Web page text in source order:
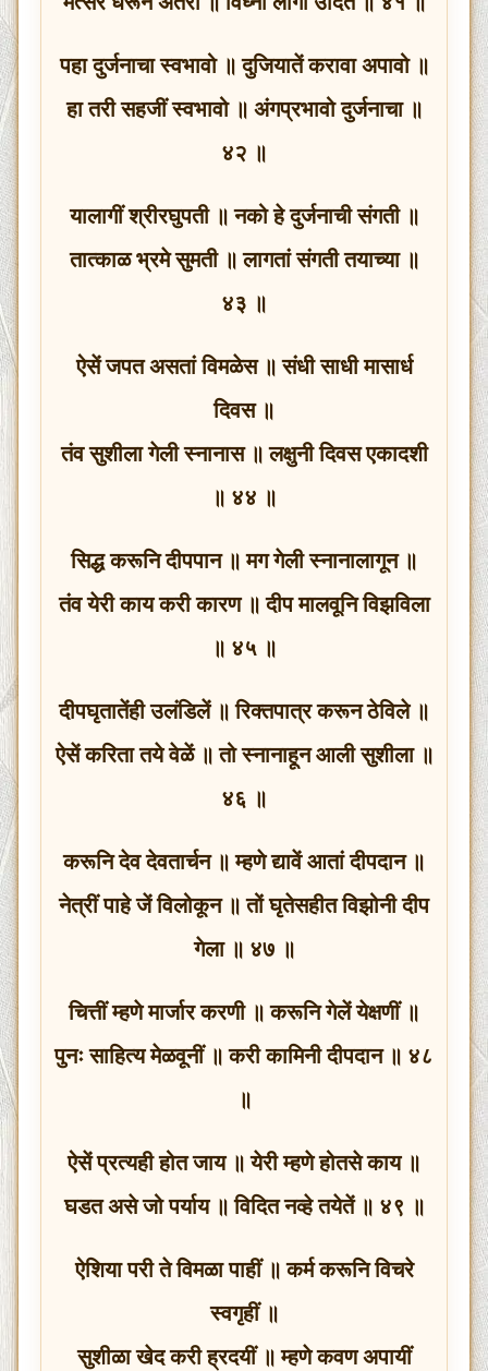
पहा दुर्जनाचा स्वभावो ॥ दुजियातें करावा अपावो ॥
हा तरी सहजीं स्वभावो ॥ अंगप्रभावो दुर्जनाचा ॥
४२ ॥
यालागीं श्रीरघुपती ॥ नको हे दुर्जनाची संगती ॥
तात्काळ भ्रमे सुमती ॥ लागतां संगती तयाच्या ॥
४३ ॥
ऐसें जपत असतां विमळेस ॥ संधी साधी मासार्ध
दिवस ॥
तंव सुशीला गेली स्नानास ॥ लक्षुनी दिवस एकादशी
॥ ४४ ॥
सिद्ध करूनि दीपपान ॥ मग गेली स्नानालागून ॥
तंव येरी काय करी कारण ॥ दीप मालवूनि विझविला
॥ ४५ ॥
दीपघृतातेंही उलंडिलें ॥ रिक्तपात्र करून ठेविले ॥
ऐसें करिता तये वेळें ॥ तो स्नानाहून आली सुशीला ॥
४६ ॥
करूनि देव देवतार्चन ॥ म्हणे द्यावें आतां दीपदान ॥
नेत्रीं पाहे जें विलोकून ॥ तों घृतेसहीत विझोनी दीप
गेला ॥ ४७ ॥
चित्तीं म्हणे मार्जार करणी ॥ करूनि गेलें येक्षणीं ॥
पुनः साहित्य मेळवूनीं ॥ करी कामिनी दीपदान ॥ ४८
॥
ऐसें प्रत्यही होत जाय ॥ येरी म्हणे होतसे काय ॥
घडत असे जो पर्याय ॥ विदित नव्हे तयेतें ॥ ४९ ॥
ऐशिया परी ते विमळा पाहीं ॥ कर्म करूनि विचरे
स्वगृहीं ॥
सुशीळा खेद करी ह्रदयीं ॥ म्हणे कवण अपायीं